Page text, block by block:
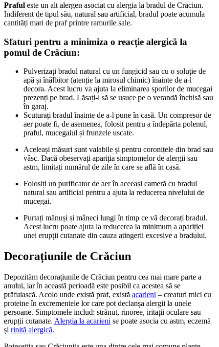
Praful este un alt alergen asociat cu alergia la bradul de Craciun.
Indiferent de tipul său, natural sau artificial, bradul poate acumula
cantități mari de praf printre ramurile sale.
Sfaturi pentru a minimiza o reacție alergică la
pomul de Crăciun:
Pulverizați bradul natural cu un fungicid sau cu o soluție de
apă și înălbitor (atenție la mirosul chimic) înainte de a-l
decora. Acest lucru va ajuta la eliminarea sporilor de mucegai
prezenți pe brad. Lăsați-l să se usuce pe o verandă închisă sau
în garaj.
Scuturați bradul înainte de a-l pune în casă. Un compresor de
aer poate fi, de asemenea, folosit pentru a îndepărta polenul,
praful, mucegaiul și frunzele uscate.
Aceleași măsuri sunt valabile și pentru coronițele din brad sau
vâsc. Dacă obeservați apariția simptomelor de alergii sau
astm, limitați numărul de zile în care se află în casă.
Folosiți un purificator de aer în aceeași cameră cu bradul
natural sau artificial pentru a ajuta la reducerea nivelului de
mucegai.
Purtați mănuși și mâneci lungi în timp ce vă decorați bradul.
Acest lucru poate ajuta la reducerea la minimum a apariției
unei erupții cutanate din cauza atingerii excesive a bradului.
Decorațiunile de Crăciun
Depozităm decorațiunile de Crăciun pentru cea mai mare parte a
anului, iar în această perioadă este posibil ca acestea să se
prăfuiască. Acolo unde există praf, există acarieni – creaturi mici cu
proteine în excrementele lor care pot declanșa alergii la unele
persoane. Simptomele includ: strănut, rinoree, iritații oculare sau
erupții cutanate. Alergia la acarieni se poate asocia cu astm, eczemă
și rinită alergică.